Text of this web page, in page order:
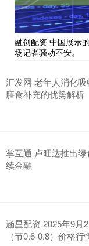
融创配资 中国展示
场记者骚动不安。
汇发网 老年人消化
膳食补充的优势解析
掌互通 卢旺达推出
续金融
涵星配资 2025年9月
（节0.6-0.8）价格行